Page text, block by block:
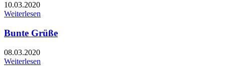
10.03.2020
Weiterlesen
Bunte Grüße
08.03.2020
Weiterlesen